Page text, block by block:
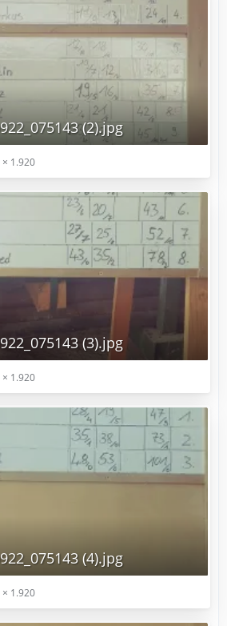
(2).jpg
1.920
(3).jpg
1.920
(4).jpg
1.920